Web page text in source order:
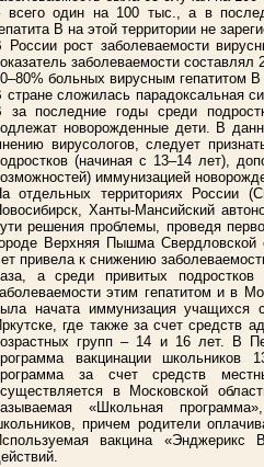
всего один на 100 тыс., а в
В на этой территории не
России рост заболеваемости
заболеваемости
больных вирусным гепатитом
стране сложилась парадоксальная
за последние годы среди
новорожденные дети. В
вирусологов, следует
(начиная с 13–14 лет),
иммунизацией
отдельных территориях России
Ханты-Мансийский
решения проблемы, проведя
Верхняя Пышма Свердловской
привела к снижению
а среди привитых
этим гепатитом и в
начата иммунизация учащихся
где также за счет средств
групп – 14 и 16 лет. В
вакцинации школьников
за счет средств
в Московской
«Школьная
причем родители
вакцина